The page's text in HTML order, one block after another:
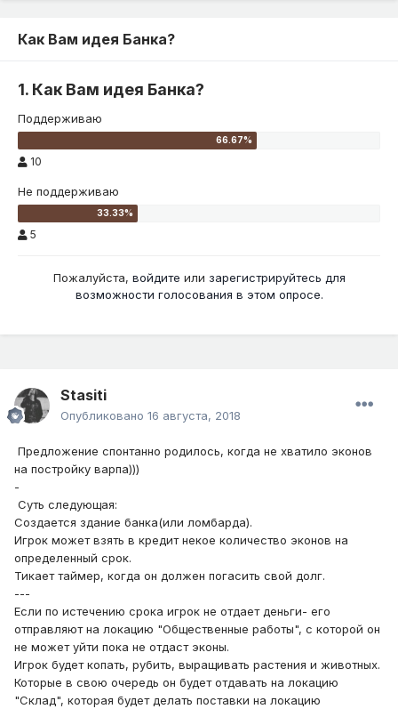
Как Вам идея Банка?
1. Как Вам идея Банка?
Поддерживаю
10
Не поддерживаю
5
Пожалуйста, войдите или зарегистрируйтесь для
возможности голосования в этом опросе.
Stasiti
Опубликовано 16 августа, 2018
Предложение спонтанно родилось, когда не хватило эконов
на постройку варпа)))
-
Суть следующая:
Создается здание банка(или ломбарда).
Игрок может взять в кредит некое количество эконов на
определенный срок.
Тикает таймер, когда он должен погасить свой долг.
---
Если по истечению срока игрок не отдает деньги- его
отправляют на локацию "Общественные работы", с которой он
не может уйти пока не отдаст эконы.
Игрок будет копать, рубить, выращивать растения и животных.
Которые в свою очередь он будет отдавать на локацию
"Склад", которая будет делать поставки на локацию